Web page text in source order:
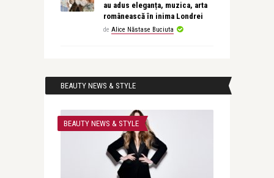
au adus eleganța, muzica, arta
românească în inima Londrei
de Alice Năstase Buciuta
BEAUTY NEWS & STYLE
BEAUTY NEWS & STYLE